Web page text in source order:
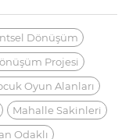
Dönüşüm
Projesi
Oyun Alanları
Mahalle Sakinleri
Odaklı